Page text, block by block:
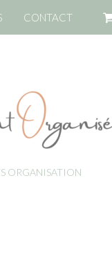
CONTACT
ORGANISATION